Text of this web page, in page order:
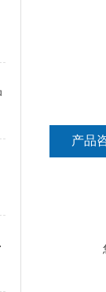
全
产品